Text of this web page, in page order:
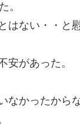
。
ない・・
安があった。
かったから